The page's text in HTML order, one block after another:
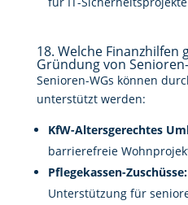
18. Welche Finanzhilfen
Gründung von
Senioren-WGs können
unterstützt werden:
KfW-Altersgerechtes
barrierefreie
Pflegekassen-Zuschüsse:
Unterstützung für